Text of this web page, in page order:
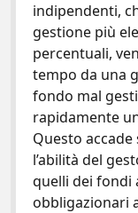
indipendenti,
gestione più
percentuali,
tempo da una
fondo mal
rapidamente
Questo
l’abilità del
quelli dei fondi
obbligazionari